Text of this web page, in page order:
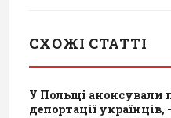
СХОЖІ СТАТТІ
У Польщі анонсували
депортації українців,